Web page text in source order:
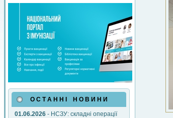
О С Т А Н Н І Н О В И Н И
01.06.2026- НСЗУ: складні операції